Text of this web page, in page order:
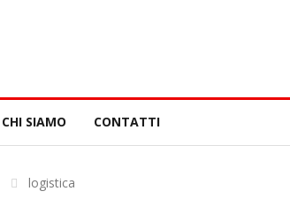
CHI SIAMO CONTATTI
logistica